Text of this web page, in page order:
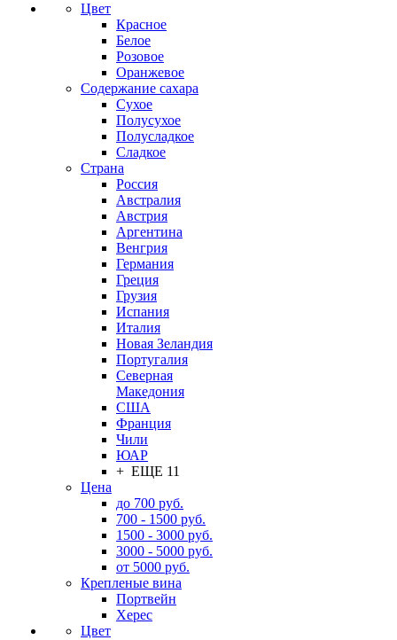
Цвет
Красное
Белое
Розовое
Оранжевое
Содержание сахара
Сухое
Полусухое
Полусладкое
Сладкое
Страна
Россия
Австралия
Австрия
Аргентина
Венгрия
Германия
Греция
Грузия
Испания
Италия
Новая Зеландия
Португалия
Северная
Македония
США
Франция
Чили
ЮАР
+ ЕЩЕ 11
Цена
до 700 руб.
700 - 1500 руб.
1500 - 3000 руб.
3000 - 5000 руб.
от 5000 руб.
Крепленые вина
Портвейн
Херес
Цвет